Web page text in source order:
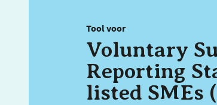
Tool voor
Voluntary
Reporting
listed SMEs